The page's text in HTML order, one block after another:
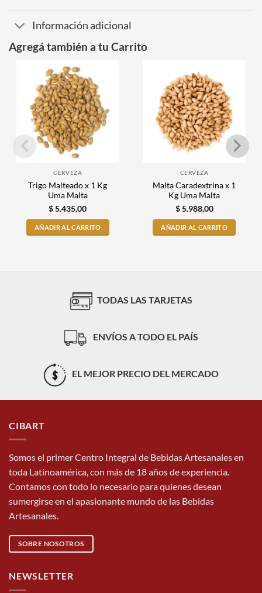
Información adicional
Agregá también a tu Carrito
CERVEZA
Trigo Malteado x 1 Kg
Uma Malta
$5.435,00
AÑADIR AL CARRITO
CERVEZA
Malta Caradextrina x 1
Kg Uma Malta
$5.988,00
AÑADIR AL CARRITO
TODAS LAS TARJETAS
ENVÍOS A TODO EL PAÍS
EL MEJOR PRECIO DEL MERCADO
CIBART
Somos el primer Centro Integral de Bebidas Artesanales en
toda Latinoamérica, con más de 18 años de experiencia.
Contamos con todo lo necesario para quienes desean
sumergirse en el apasionante mundo de las Bebidas
Artesanales.
SOBRE NOSOTROS
NEWSLETTER